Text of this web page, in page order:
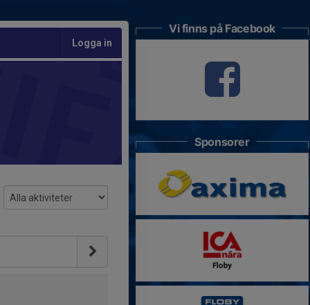
Logga in
Vi finns på Facebook
Sponsorer